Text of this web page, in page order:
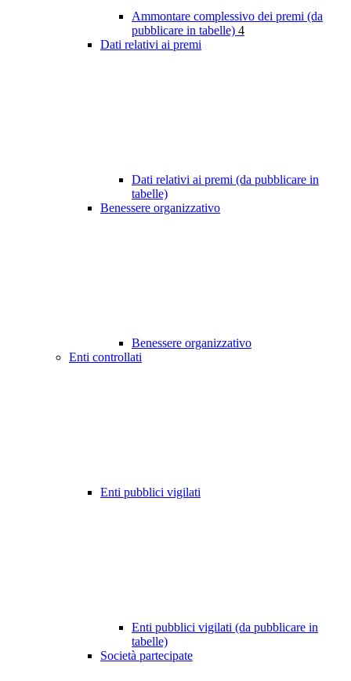
Ammontare complessivo dei premi (da
pubblicare in tabelle) 4
Dati relativi ai premi
Dati relativi ai premi (da pubblicare in
tabelle)
Benessere organizzativo
Benessere organizzativo
Enti controllati
Enti pubblici vigilati
Enti pubblici vigilati (da pubblicare in
tabelle)
Società partecipate